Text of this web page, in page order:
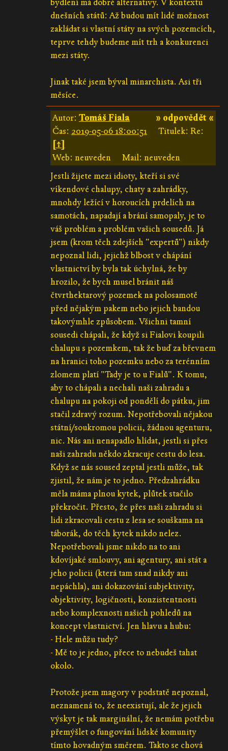
bydlení má dobré alternativy. V kontextu
dnešních států: Až budou mít lidé možnost
zakládat si vlastní státy na svých pozemcích,
teprve tehdy budeme mít trh a konkurenci
mezi státy.
Jinak také jsem býval minarchista. Asi tři
měsíce.
» odpovědět «
Autor: Tomáš Fiala
Čas: 2019-05-06 18:00:51
Titulek: Re:
[↑]
Web: neuveden
Mail: neuveden
Jestli žijete mezi idioty, kteří si své
víkendové chalupy, chaty a zahrádky,
mnohdy ležící v horoucích prdelích na
samotách, napadají a brání samopaly, je to
váš problém a problém vašich sousedů. Já
jsem (krom těch zdejších "expertů") nikdy
nepoznal lidi, jejichž blbost v chápání
vlastnictví by byla tak úchylná, že by
hrozilo, že bych musel bránit náš
čtvrthektarový pozemek na polosamotě
před nějakým pakem nebo jejich bandou
takovýmhle způsobem. Všichni tamní
sousedi chápali, že když si Fialovi koupili
chalupu s pozemkem, tak že buď za břevnem
na hranici toho pozemku nebo za terénním
zlomem platí "Tady je to u Fialů". K tomu,
aby to chápali a nechali naši zahradu a
chalupu na pokoji od pondělí do pátku, jim
stačil zdravý rozum. Nepotřebovali nějakou
státní/soukromou policii, žádnou agenturu,
nic. Nás ani nenapadlo hlídat, jestli si přes
naši zahradu někdo zkracuje cestu do lesa.
Když se nás soused zeptal jestli může, tak
zjistil, že nám je to jedno. Předzahrádku
měla máma plnou kytek, plůtek stačilo
překročit. Přesto, že přes naši zahradu si
lidi zkracovali cestu z lesa se souškama na
táborák, do těch kytek nikdo nelez.
Nepotřebovali jsme nikdo na to ani
kdovíjaké smlouvy, ani agentury, ani stát a
jeho policii (která tam snad nikdy ani
nepáchla), ani dokazování subjektivity,
objektivity, logičnosti, konzistentnosti
nebo komplexnosti našich pohledů na
koncept vlastnictví. Jen hlavu a hubu:
- Hele můžu tudy?
- Mě to je jedno, přece to nebudeš tahat
okolo.
Protože jsem magory v podstatě nepoznal,
neznamená to, že neexistují, ale že jejich
výskyt je tak marginální, že nemám potřebu
přemýšlet o fungování lidské komunity
tímto hovadným směrem. Takto se chová